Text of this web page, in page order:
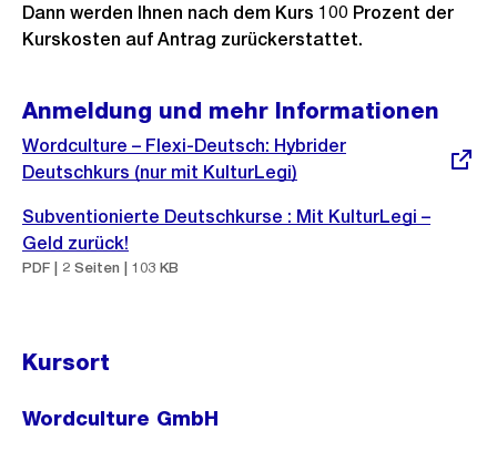
Dann werden Ihnen nach dem Kurs 100 Prozent der
Kurskosten auf Antrag zurückerstattet.
Anmeldung und mehr Informationen
Externer
Link:
Wordculture – Flexi-Deutsch: Hybrider
Deutschkurs (nur mit KulturLegi)
Subventionierte Deutschkurse : Mit KulturLegi –
Geld zurück!
PDF | 2 Seiten | 103 KB
Kursort
Wordculture GmbH